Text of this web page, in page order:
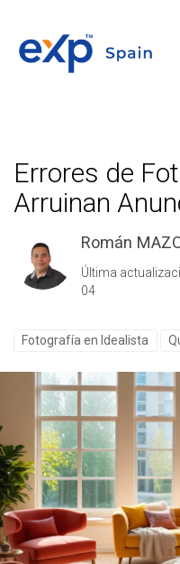
Errores de
Arruinan
Román
Última
04
Fotografía en Idealista